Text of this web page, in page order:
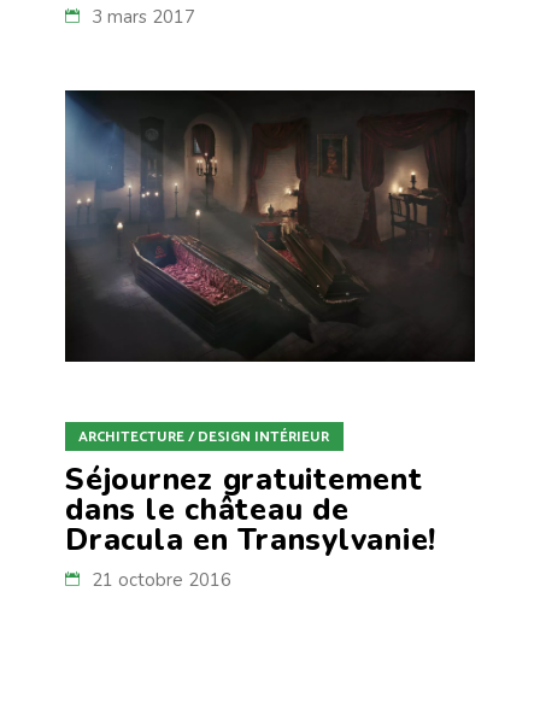
3 mars 2017
ARCHITECTURE / DESIGN INTÉRIEUR
Séjournez gratuitement
dans le château de
Dracula en Transylvanie!
21 octobre 2016